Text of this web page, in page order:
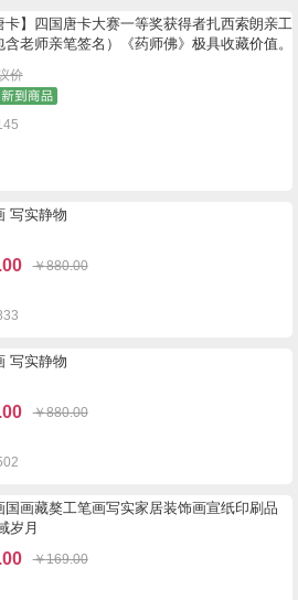
卡】四国唐卡大赛一等奖获得者扎西索朗亲工
含老师亲笔签名）《药师佛》极具收藏价值。
作品风格别具一格，尤其在开脸，唐卡届写
一人，给人眼前一亮的感觉。作品采用纯金
价
写实静物
￥880.00
写实静物
￥880.00
国画藏獒工笔画写实家居装饰画宣纸印刷品
岁月
￥169.00